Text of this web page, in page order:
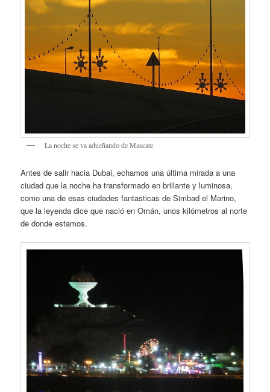
La noche se va adueñando de Mascate.
Antes de salir hacia Dubai, echamos una última mirada a una
ciudad que la noche ha transformado en brillante y luminosa,
como una de esas ciudades fantasticas de Simbad el Marino,
que la leyenda dice que nació en Omán, unos kilómetros al norte
de donde estamos.